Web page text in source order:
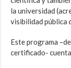
la universidad
visibilidad pública
Este programa
certificado-